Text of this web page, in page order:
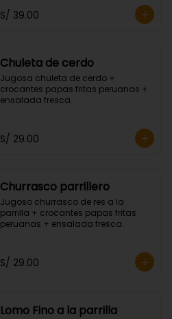
S/ 39.00
Chuleta de cerdo
Jugosa chuleta de cerdo +
crocantes papas fritas peruanas +
ensalada fresca.
S/ 29.00
Churrasco parrillero
Jugoso churrasco de res a la
parrilla + crocantes papas fritas
peruanas + ensalada fresca.
S/ 29.00
Lomo Fino a la parrilla